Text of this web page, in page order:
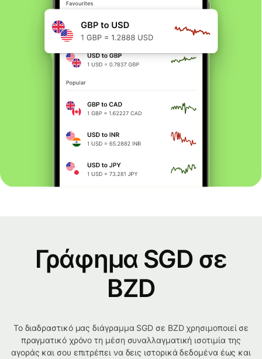
Γράφημα SGD σε
BZD
Το διαδραστικό μας διάγραμμα SGD σε BZD χρησιμοποιεί σε
πραγματικό χρόνο τη μέση συναλλαγματική ισοτιμία της
αγοράς και σου επιτρέπει να δεις ιστορικά δεδομένα έως και